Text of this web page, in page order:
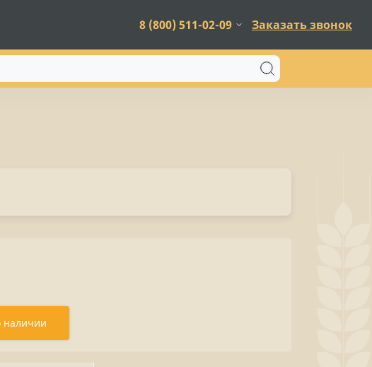
8 (800) 511-02-09 Заказать звонок
наличии